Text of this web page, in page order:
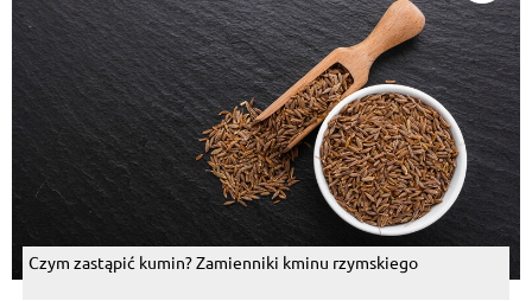
Czym zastąpić kumin? Zamienniki kminu rzymskiego